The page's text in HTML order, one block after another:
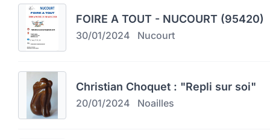
FOIRE A TOUT - NUCOURT (95420)
30/01/2024 Nucourt
Christian Choquet : "Repli sur soi"
20/01/2024 Noailles